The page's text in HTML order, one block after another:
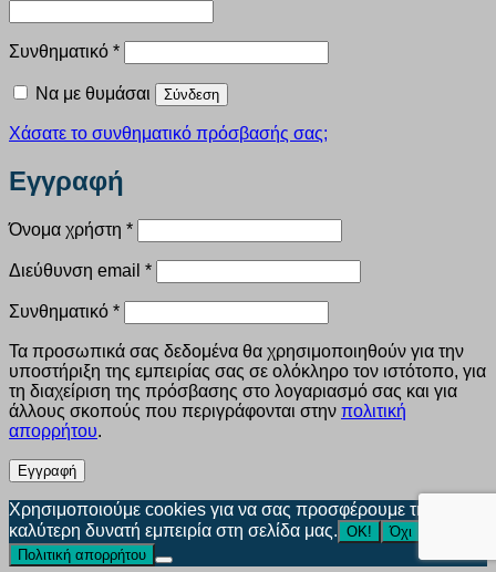
Συνθηματικό *Απαιτείται
Να με θυμάσαι Σύνδεση
Χάσατε το συνθηματικό πρόσβασής σας;
Εγγραφή
Όνομα χρήστη *Απαιτείται
Διεύθυνση email *Απαιτείται
Συνθηματικό *Απαιτείται
Τα προσωπικά σας δεδομένα θα χρησιμοποιηθούν για την
υποστήριξη της εμπειρίας σας σε ολόκληρο τον ιστότοπο, για
τη διαχείριση της πρόσβασης στο λογαριασμό σας και για
άλλους σκοπούς που περιγράφονται στην πολιτική
απορρήτου.
Εγγραφή
Χρησιμοποιούμε cookies για να σας προσφέρουμε την
καλύτερη δυνατή εμπειρία στη σελίδα μας. ΟΚ!
Όχι
Πολιτική απορρήτου